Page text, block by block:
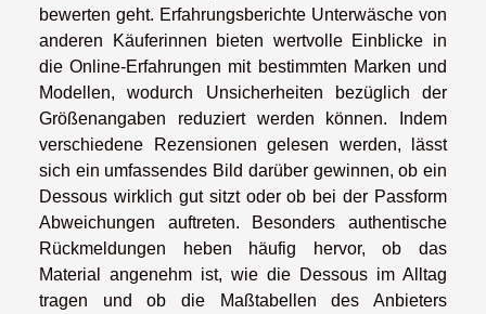
bewerten geht. Erfahrungsberichte Unterwäsche von
anderen Käuferinnen bieten wertvolle Einblicke in
die Online-Erfahrungen mit bestimmten Marken und
Modellen, wodurch Unsicherheiten bezüglich der
Größenangaben reduziert werden können. Indem
verschiedene Rezensionen gelesen werden, lässt
sich ein umfassendes Bild darüber gewinnen, ob ein
Dessous wirklich gut sitzt oder ob bei der Passform
Abweichungen auftreten. Besonders authentische
Rückmeldungen heben häufig hervor, ob das
Material angenehm ist, wie die Dessous im Alltag
tragen und ob die Maßtabellen des Anbieters